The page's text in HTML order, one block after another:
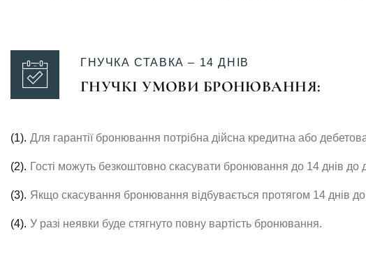
ГНУЧКА СТАВКА – 14 ДНІВ
ГНУЧКІ УМОВИ БРОНЮВАННЯ:
(1). Для гарантії бронювання потрібна дійсна кредитна або
(2). Гості можуть безкоштовно скасувати бронювання до 14 днів до
(3). Якщо скасування бронювання відбувається протягом 14 днів
(4). У разі неявки буде стягнуто повну вартість бронювання.